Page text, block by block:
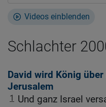
Videos einblenden
Schlachter
David wird König
Jerusalem
1
Und ganz Israel